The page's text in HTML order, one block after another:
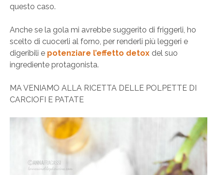
questo caso.
Anche se la gola mi avrebbe suggerito di friggerli, ho
scelto di cuocerli al forno, per renderli più leggeri e
digeribili e potenziare l’effetto detox del suo
ingrediente protagonista.
MA VENIAMO ALLA RICETTA DELLE POLPETTE DI
CARCIOFI E PATATE